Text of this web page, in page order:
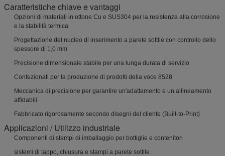
Caratteristiche chiave e vantaggi
Opzioni di materiali in ottone Cu e SUS304 per la resistenza alla corrosione
e la stabilità termica
Progettazione del nucleo di inserimento a parete sottile con controllo dello
spessore di 1,0 mm
Precisione dimensionale stabile per una lunga durata di servizio
Confezionati per la produzione di prodotti della voce 8528
Meccanica di precisione per garantire un'adattamento e un allineamento
affidabili
Fabbricato rigorosamente secondo disegni del cliente (Built-to-Print)
Applicazioni / Utilizzo industriale
Componenti di stampi di imballaggio per bottiglie e contenitori
sistemi di tappo, chiusura e stampi a parete sottile